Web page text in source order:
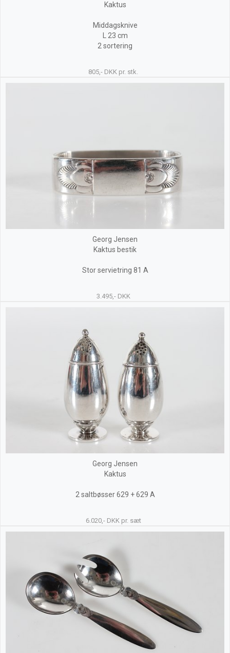
Kaktus
Middagsknive
L 23 cm
2 sortering
805,- DKK pr. stk.
Georg Jensen
Kaktus bestik
Stor servietring 81 A
3.495,- DKK
Georg Jensen
Kaktus
2 saltbøsser 629 + 629 A
6.020,- DKK pr. sæt